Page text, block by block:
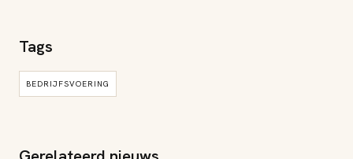
Tags
BEDRIJFSVOERING